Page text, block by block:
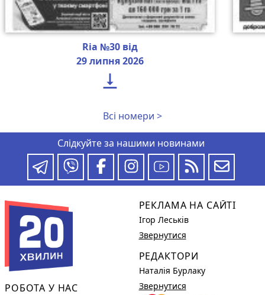
Ria №30 від
29 липня 2026

Всі номери >
Слідкуйте за нашими новинами
РОБОТА У НАС
РЕКЛАМА НА САЙТІ
Ігор Леськів
Звернутися
РЕДАКТОРИ
Наталія Бурлаку
Звернутися